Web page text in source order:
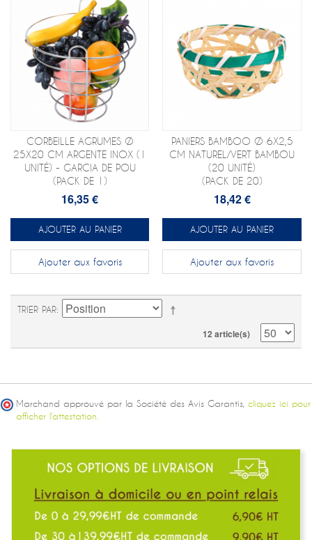
CORBEILLE AGRUMES Ø
25X20 CM ARGENTE INOX (1
UNITÉ) - GARCIA DE POU
(PACK DE 1)
16,35 €
AJOUTER AU PANIER
Ajouter aux favoris
PANIERS BAMBOO Ø 6X2,5
CM NATUREL/VERT BAMBOU
(20 UNITÉ)
(PACK DE 20)
18,42 €
AJOUTER AU PANIER
Ajouter aux favoris
TRIER PAR
12 article(s)
Marchand approuvé par la Société des Avis Garantis, cliquez ici pour
afficher l'attestation.